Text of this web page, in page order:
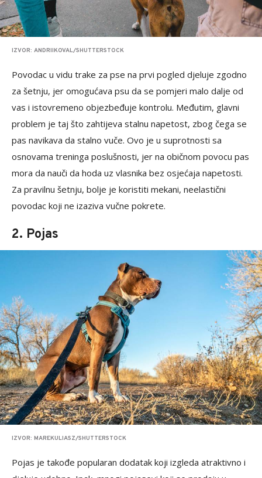
IZVOR: ANDRIIKOVAL/SHUTTERSTOCK
Povodac u vidu trake za pse na prvi pogled djeluje zgodno
za šetnju, jer omogućava psu da se pomjeri malo dalje od
vas i istovremeno objezbeđuje kontrolu. Međutim, glavni
problem je taj što zahtijeva stalnu napetost, zbog čega se
pas navikava da stalno vuče. Ovo je u suprotnosti sa
osnovama treninga poslušnosti, jer na običnom povocu pas
mora da nauči da hoda uz vlasnika bez osjećaja napetosti.
Za pravilnu šetnju, bolje je koristiti mekani, neelastični
povodac koji ne izaziva vučne pokrete.
2. Pojas
IZVOR: MAREKULIASZ/SHUTTERSTOCK
Pojas je takođe popularan dodatak koji izgleda atraktivno i